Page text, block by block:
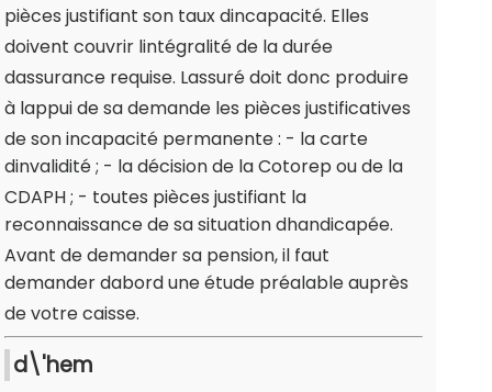
pièces justifiant son taux dincapacité. Elles
doivent couvrir lintégralité de la durée
dassurance requise. Lassuré doit donc produire
à lappui de sa demande les pièces justificatives
de son incapacité permanente : - la carte
dinvalidité ; - la décision de la Cotorep ou de la
CDAPH ; - toutes pièces justifiant la
reconnaissance de sa situation dhandicapée.
Avant de demander sa pension, il faut
demander dabord une étude préalable auprès
de votre caisse.
d\'hem